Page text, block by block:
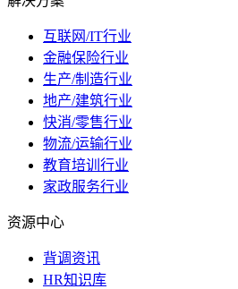
互联网/IT行业
金融保险行业
生产/制造行业
地产/建筑行业
快消/零售行业
物流/运输行业
教育培训行业
家政服务行业
资源中心
背调资讯
HR知识库